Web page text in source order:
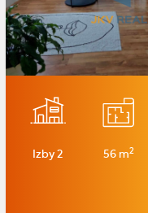
Izby 2 56 m2